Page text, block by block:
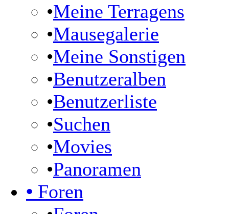
•Meine Terragens
•Mausegalerie
•Meine Sonstigen
•Benutzeralben
•Benutzerliste
•Suchen
•Movies
•Panoramen
• Foren